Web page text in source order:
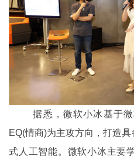
据悉，微软小冰基于微
EQ(情商)为主攻方向，打造
式人工智能。微软小冰主要